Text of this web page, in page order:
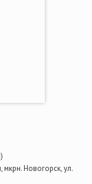
Новогорск, ул.